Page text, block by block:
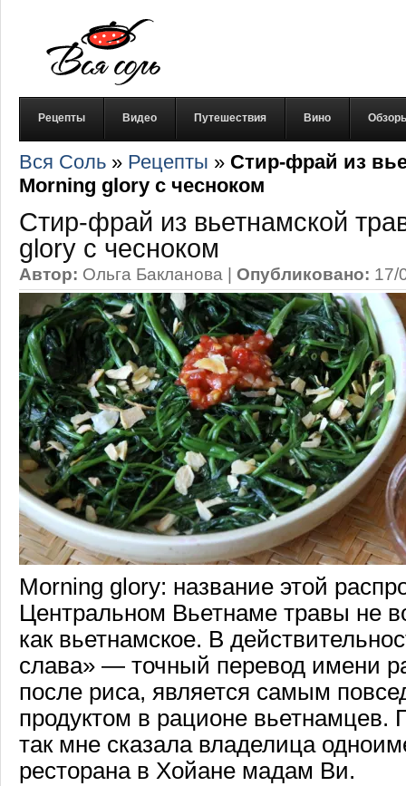
Рецепты Видео Путешествия Вино
Вся Соль » Рецепты » Стир-фрай из
Morning glory с чесноком
Стир-фрай из вьетнамской
glory с чесноком
Автор: Ольга Бакланова | Опубликовано: 17/
Morning glory: название этой
Центральном Вьетнаме травы не
как вьетнамское. В
слава» — точный перевод имени
после риса, является самым
продуктом в рационе вьетнамцев.
так мне сказала владелица
ресторана в Хойане мадам Ви.